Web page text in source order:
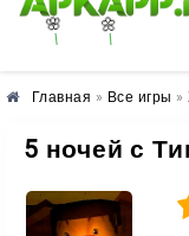
🌸 🌼
Главная » Все игры »
5 ночей с